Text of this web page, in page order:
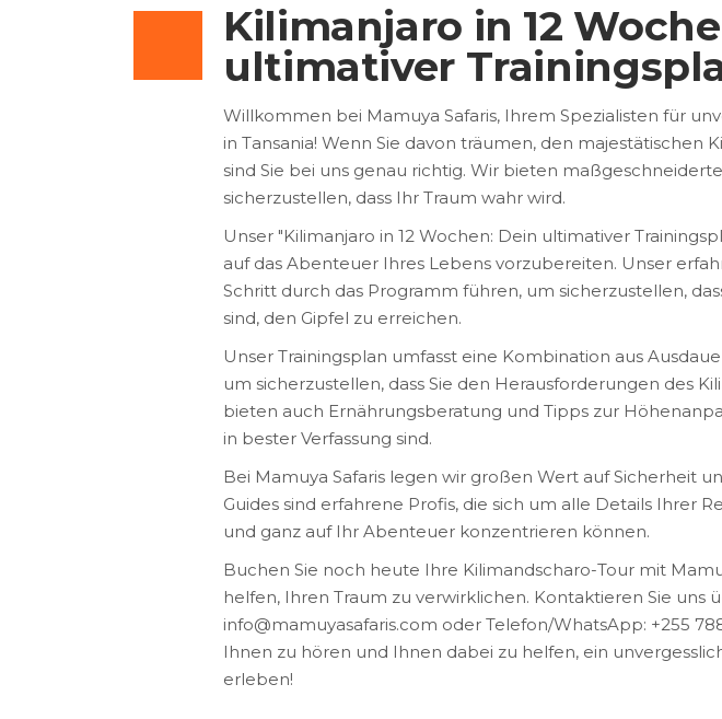
Kilimanjaro in 12
ultimativer
Willkommen bei Mamuya Safaris, Ihrem Spezialisten für
in Tansania! Wenn Sie davon träumen, den majestätischen
sind Sie bei uns genau richtig. Wir bieten
sicherzustellen, dass Ihr Traum wahr wird.
Unser "Kilimanjaro in 12 Wochen: Dein ultimativer
auf das Abenteuer Ihres Lebens vorzubereiten. Unser
Schritt durch das Programm führen, um sicherzustellen,
sind, den Gipfel zu erreichen.
Unser Trainingsplan umfasst eine Kombination aus
um sicherzustellen, dass Sie den Herausforderungen des
bieten auch Ernährungsberatung und Tipps zur
in bester Verfassung sind.
Bei Mamuya Safaris legen wir großen Wert auf Sicherheit
Guides sind erfahrene Profis, die sich um alle Details Ihrer
und ganz auf Ihr Abenteuer konzentrieren können.
Buchen Sie noch heute Ihre Kilimandscharo-Tour mit
helfen, Ihren Traum zu verwirklichen. Kontaktieren Sie uns
info@mamuyasafaris.com oder Telefon/WhatsApp: +255
Ihnen zu hören und Ihnen dabei zu helfen, ein
erleben!